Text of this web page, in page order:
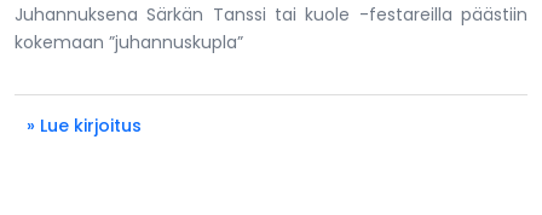
Juhannuksena Särkän Tanssi tai kuole -festareilla päästiin
kokemaan ”juhannuskupla”
» Lue kirjoitus